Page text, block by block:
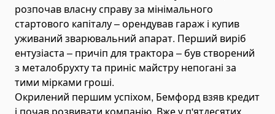
Евакуатори і автовози
Пожежна техніка
Пожежні машини
Кар'єрна техніка
Підйомне обладнання
Телескопічні підйомники
розпочав власну справу за мінімального
стартового капіталу – орендував гараж і купив
уживаний зварювальний апарат. Перший виріб
ентузіаста – причіп для трактора – був створений
з металобрухту та приніс майстру непогані за
тими мірками гроші.
Окрилений першим успіхом, Бемфорд взяв кредит